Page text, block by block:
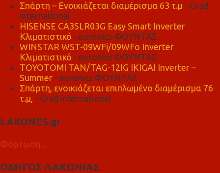
Σπάρτη – Ενοικιάζεται διαμέρισμα 63 τ.μ - Grad
international
HISENSE CA35LR03G Easy Smart Inverter
Κλιματιστικό - euronics ΦΟΥΝΤΑΣ
WINSTAR WST-09WFi/09WFo Inverter
Κλιματιστικό - euronics ΦΟΥΝΤΑΣ
TOYOTOMI TAN/TAG-12IG IKIGAI Inverter –
Summer - euronics ΦΟΥΝΤΑΣ
Σπάρτη, ενοικιάζεται επιπλωμένο διαμέρισμα 76
τ.μ, - Grad international
LAKONES.gr
Φόρτωση...
ΟΔΗΓΟΣ ΛΑΚΩΝΙΑΣ